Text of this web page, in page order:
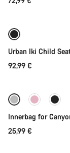
Urban Iki Child
92,99 €
Innerbag for
25,99 €